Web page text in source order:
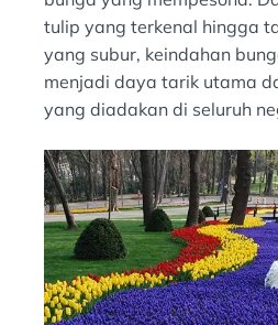
tulip yang terkenal hingga
yang subur, keindahan
menjadi daya tarik utama
yang diadakan di seluruh